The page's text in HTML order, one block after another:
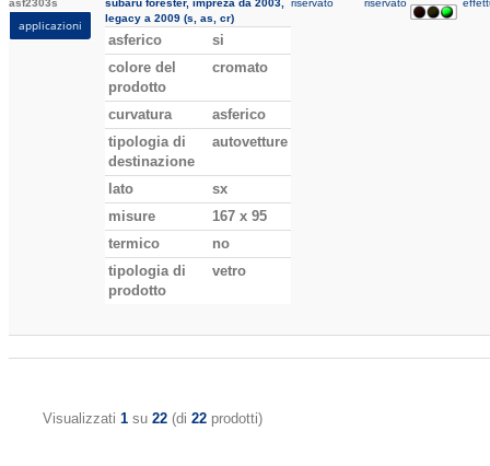
asf2303s
applicazioni
subaru forester, impreza da 2003,
legacy a 2009 (s, as, cr)
asferico
si
colore del
prodotto
cromato
curvatura
asferico
tipologia di
destinazione
autovetture
lato
sx
misure
167 x 95
termico
no
tipologia di
prodotto
vetro
riservato riservato
Visualizzati 1 su 22 (di 22 prodotti)